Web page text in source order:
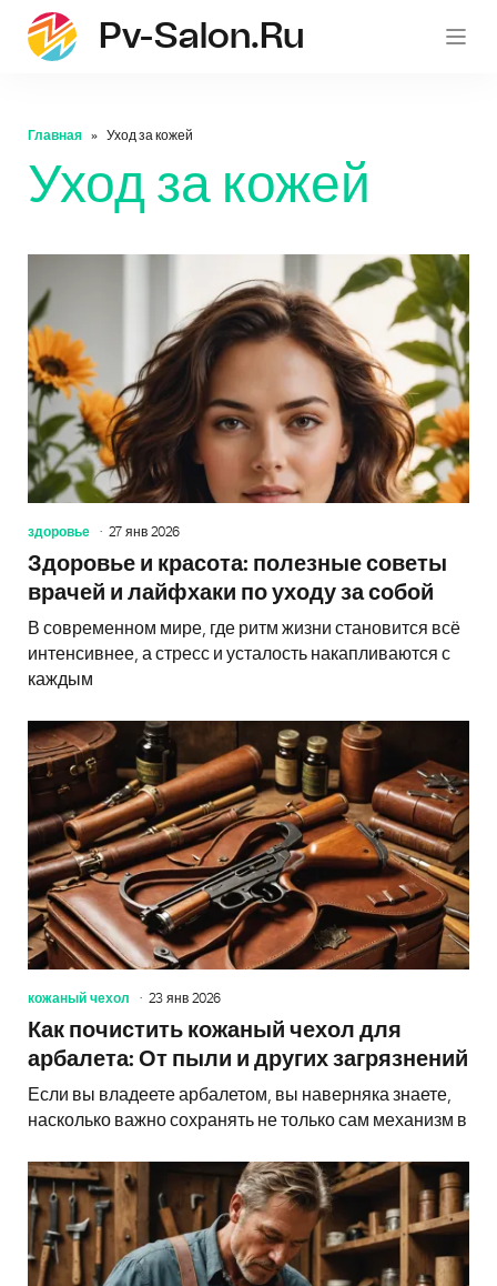
pv-
Pv-Salon.ru
Главная Уход за кожей
Уход за кожей
здоровье 27 янв 2026
Здоровье и красота: полезные советы
врачей и лайфхаки по уходу за собой
В современном мире, где ритм жизни становится всё
интенсивнее, а стресс и усталость накапливаются с
каждым
кожаный чехол 23 янв 2026
Как почистить кожаный чехол для
арбалета: От пыли и других загрязнений
Если вы владеете арбалетом, вы наверняка знаете,
насколько важно сохранять не только сам механизм в